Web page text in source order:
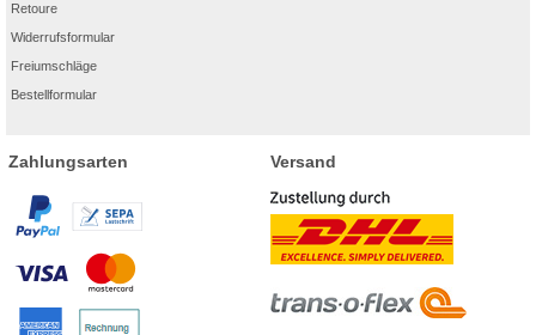
Retoure
Widerrufsformular
Freiumschläge
Bestellformular
Zahlungsarten Versand